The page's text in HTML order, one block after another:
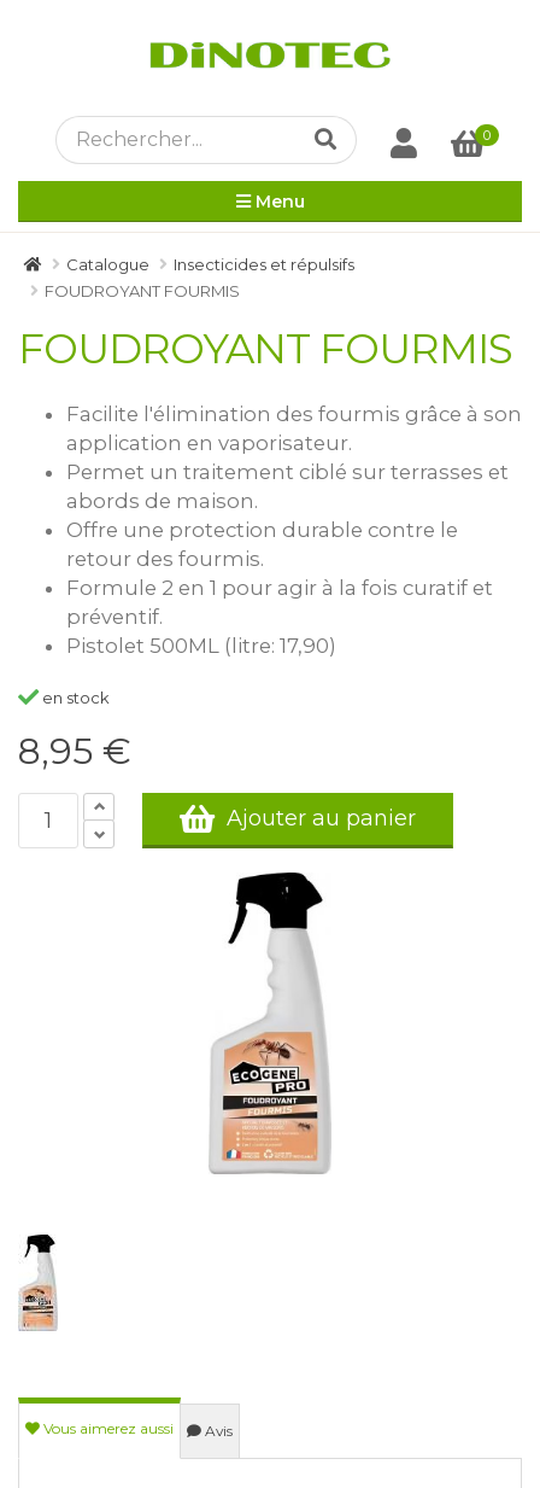
0
Menu
Catalogue
Insecticides et répulsifs
FOUDROYANT FOURMIS
FOUDROYANT FOURMIS
Facilite l'élimination des fourmis grâce à son
application en vaporisateur.
Permet un traitement ciblé sur terrasses et
abords de maison.
Offre une protection durable contre le
retour des fourmis.
Formule 2 en 1 pour agir à la fois curatif et
préventif.
Pistolet 500ML (litre: 17,90)
en stock
8,95 €
Ajouter au panier
Vous aimerez aussi Avis